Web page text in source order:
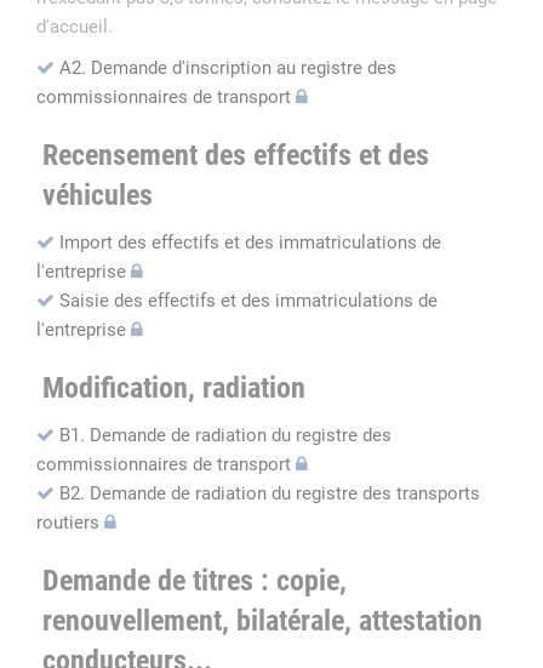
d'accueil.
A2. Demande d'inscription au registre des
commissionnaires de transport
Recensement des effectifs et des
véhicules
Import des effectifs et des immatriculations de
l'entreprise
Saisie des effectifs et des immatriculations de
l'entreprise
Modification, radiation
B1. Demande de radiation du registre des
commissionnaires de transport
B2. Demande de radiation du registre des transports
routiers
Demande de titres : copie,
renouvellement, bilatérale, attestation
conducteurs...